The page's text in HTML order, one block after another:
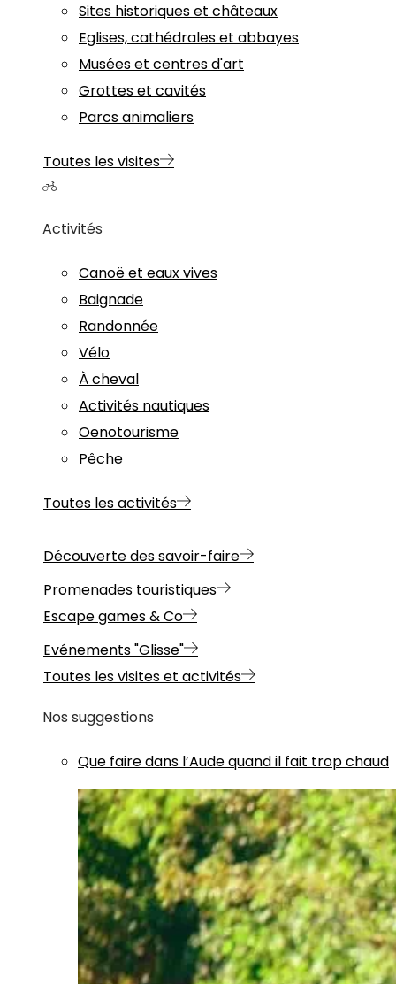
Sites historiques et châteaux
Eglises, cathédrales et abbayes
Musées et centres d'art
Grottes et cavités
Parcs animaliers
Toutes les visites
Activités
Canoë et eaux vives
Baignade
Randonnée
Vélo
À cheval
Activités nautiques
Oenotourisme
Pêche
Toutes les activités
Découverte des savoir-faire
Promenades touristiques
Escape games & Co
Evénements "Glisse"
Toutes les visites et activités
Nos suggestions
Que faire dans l’Aude quand il fait trop chaud